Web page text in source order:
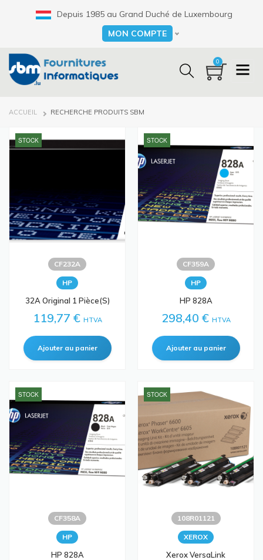
Depuis 1985 au Grand Duché de Luxembourg
Select your language
MON COMPTE
0
FIL
ACCUEIL RECHERCHE PRODUITS SBM
STOCK
CF232A
HP
32A Original 1 Pièce(s)
119,77 € HTVA
STOCK
CF359A
HP
HP 828A
298,40 € HTVA
STOCK
CF358A
HP
HP 828A
STOCK
108R01121
XEROX
Xerox VersaLink